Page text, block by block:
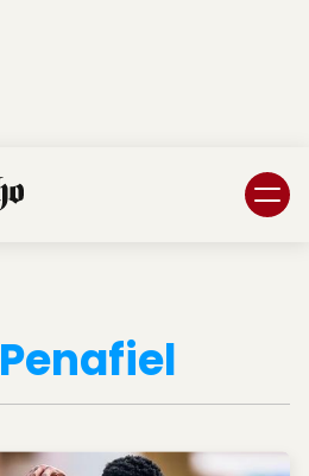
Penafiel